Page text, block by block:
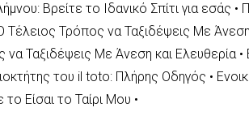
Βρείτε το Ιδανικό Σπίτι για εσάς •
Τέλειος Τρόπος να Ταξιδέψεις Με
Ταξιδέψεις Με Άνεση και Ελευθερία•
του il toto: Πλήρης Οδηγός •
το Είσαι το Ταίρι Μου •